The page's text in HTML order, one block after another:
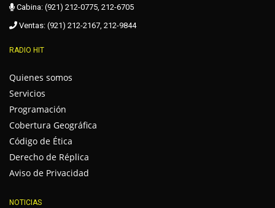
Cabina: (921) 212-0775, 212-6705
Ventas: (921) 212-2167, 212-9844
RADIO HIT
Quienes somos
Servicios
Programación
Cobertura Geográfica
Código de Ética
Derecho de Réplica
Aviso de Privacidad
NOTICIAS